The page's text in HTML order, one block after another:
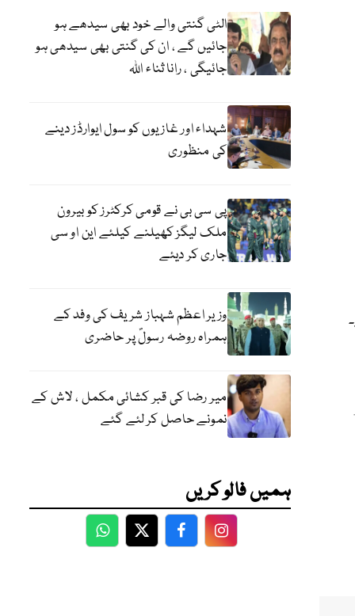
الٹی گنتی والے خود بھی سیدھے ہو
جائیں گے ، ان کی گنتی بھی سیدھی ہو
جائیگی ، رانا ثناء اللہ
شہداء اور غازیوں کو سول ایوارڈز دینے
کی منظوری
پی سی بی نے قومی کرکٹرز کو بیرون
ملک لیگز کھیلنے کیلئے این او سی
جاری کر دیئے
وزیر اعظم شہباز شریف کی وفد کے
ہمراہ روضہ رسولؐ پر حاضری
میر رضا کی قبر کشائی مکمل ، لاش کے
نمونے حاصل کر لئے گئے
ہمیں فالو کریں
WhatsApp
TwitterFacebookFacebook